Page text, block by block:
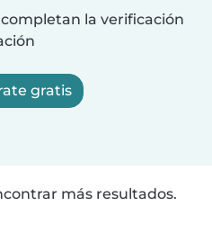
la verificación
gratis
más resultados.